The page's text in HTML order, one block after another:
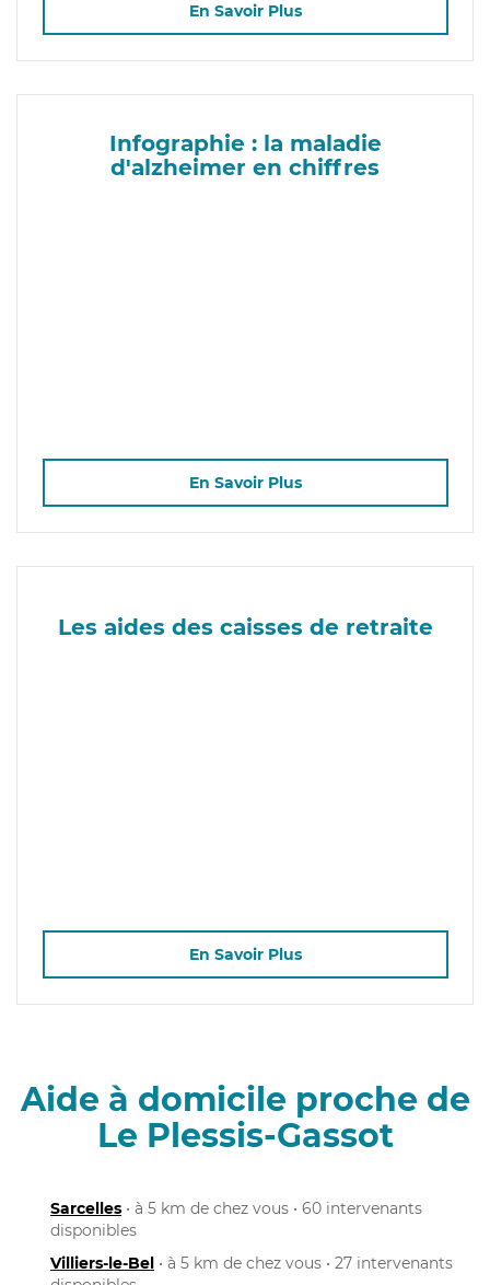
En Savoir Plus
Infographie : la maladie
d'alzheimer en chiffres
En Savoir Plus
Les aides des caisses de retraite
En Savoir Plus
Aide à domicile proche de
Le Plessis-Gassot
Sarcelles • à 5 km de chez vous • 60 intervenants
disponibles
Villiers-le-Bel • à 5 km de chez vous • 27 intervenants